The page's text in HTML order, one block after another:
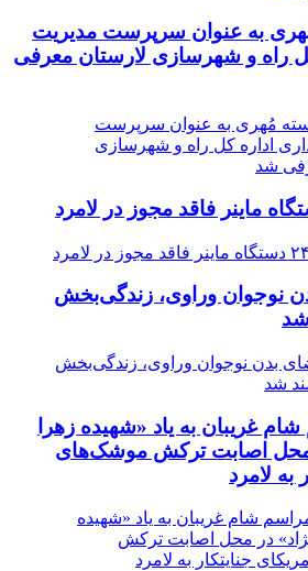
به عنوان سرپرست مدیریت
راه و شهرسازی لارستان معرفی
نوجوان وراوی، زندگی‌بخش
شد
غریبان به یاد «شهیده زهرا
محل اصابت ترکش موشک‌های
به لامرد